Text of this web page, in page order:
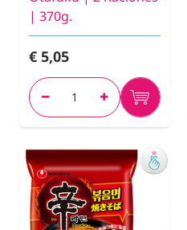
| 370g.
€ 5,05